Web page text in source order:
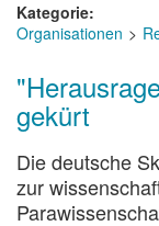
Kategorie
Organisationen
gekürt
Die deutsche
zur